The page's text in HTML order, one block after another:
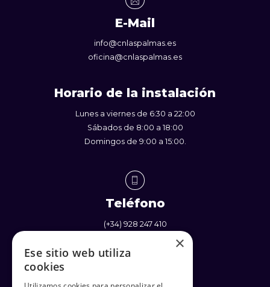
E-Mail
info@cnlaspalmas.es
oficina@cnlaspalmas.es
Horario de la instalación
Lunes a viernes de 6:30 a 22:00
Sábados de 8:00 a 18:00
Domingos de 9:00 a 15:00.
Teléfono
(+34) 928 247 410
×
Ese sitio web utiliza
cookies